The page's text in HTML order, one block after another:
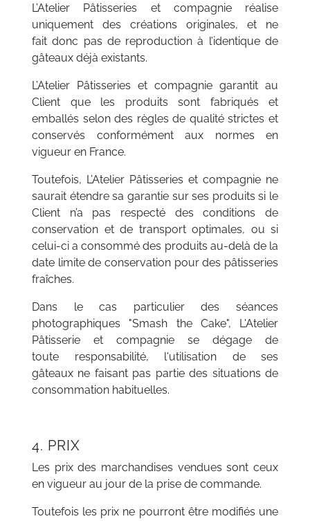
L’Atelier Pâtisseries et compagnie réalise
uniquement des créations originales, et ne
fait donc pas de reproduction à l’identique de
gâteaux déjà existants.
L’Atelier Pâtisseries et compagnie garantit au
Client que les produits sont fabriqués et
emballés selon des règles de qualité strictes et
conservés conformément aux normes en
vigueur en France.
Toutefois, L’Atelier Pâtisseries et compagnie ne
saurait étendre sa garantie sur ses produits si le
Client n’a pas respecté des conditions de
conservation et de transport optimales, ou si
celui-ci a consommé des produits au-delà de la
date limite de conservation pour des pâtisseries
fraîches.
Dans le cas particulier des séances
photographiques "Smash the Cake", L'Atelier
Pâtisserie et compagnie se dégage de
toute responsabilité, l'utilisation de ses
gâteaux ne faisant pas partie des situations de
consommation habituelles.
4. PRIX
Les prix des marchandises vendues sont ceux
en vigueur au jour de la prise de commande.
Toutefois les prix ne pourront être modifiés une